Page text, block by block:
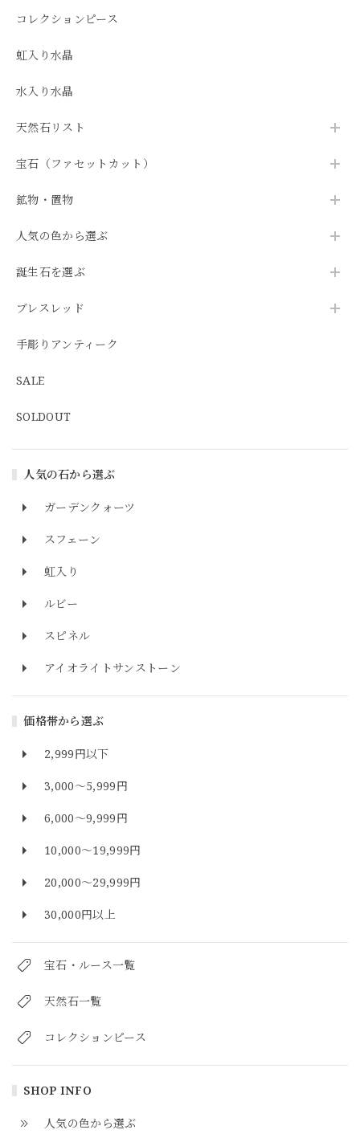
コレクションピース
虹入り水晶
水入り水晶
天然石リスト
宝石（ファセットカット）
鉱物・置物
人気の色から選ぶ
誕生石を選ぶ
ブレスレッド
手彫りアンティーク
SALE
SOLDOUT
人気の石から選ぶ
ガーデンクォーツ
スフェーン
虹入り
ルビー
スピネル
アイオライトサンストーン
価格帯から選ぶ
2,999円以下
3,000～5,999円
6,000～9,999円
10,000～19,999円
20,000～29,999円
30,000円以上
宝石・ルース一覧
天然石一覧
コレクションピース
SHOP INFO
人気の色から選ぶ